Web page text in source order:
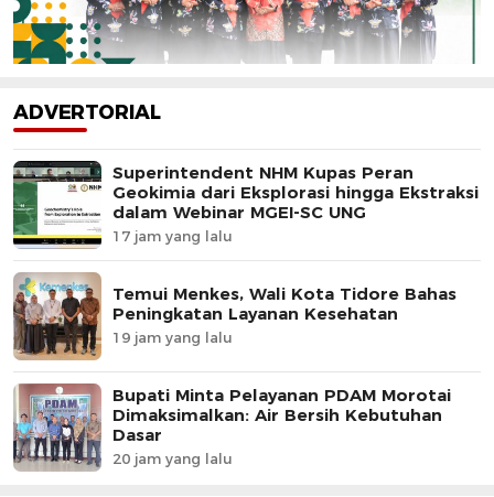
ADVERTORIAL
Superintendent NHM Kupas Peran
Geokimia dari Eksplorasi hingga Ekstraksi
dalam Webinar MGEI-SC UNG
17 jam yang lalu
Temui Menkes, Wali Kota Tidore Bahas
Peningkatan Layanan Kesehatan
19 jam yang lalu
Bupati Minta Pelayanan PDAM Morotai
Dimaksimalkan: Air Bersih Kebutuhan
Dasar
20 jam yang lalu